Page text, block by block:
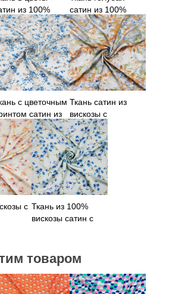
из 100%
сатин из 100%
вискозы
с цветочным
сатин из
вискозы
Ткань сатин из
вискозы с
абстрактным
принтом
с Ткань из 100%
вискозы сатин с
товаром